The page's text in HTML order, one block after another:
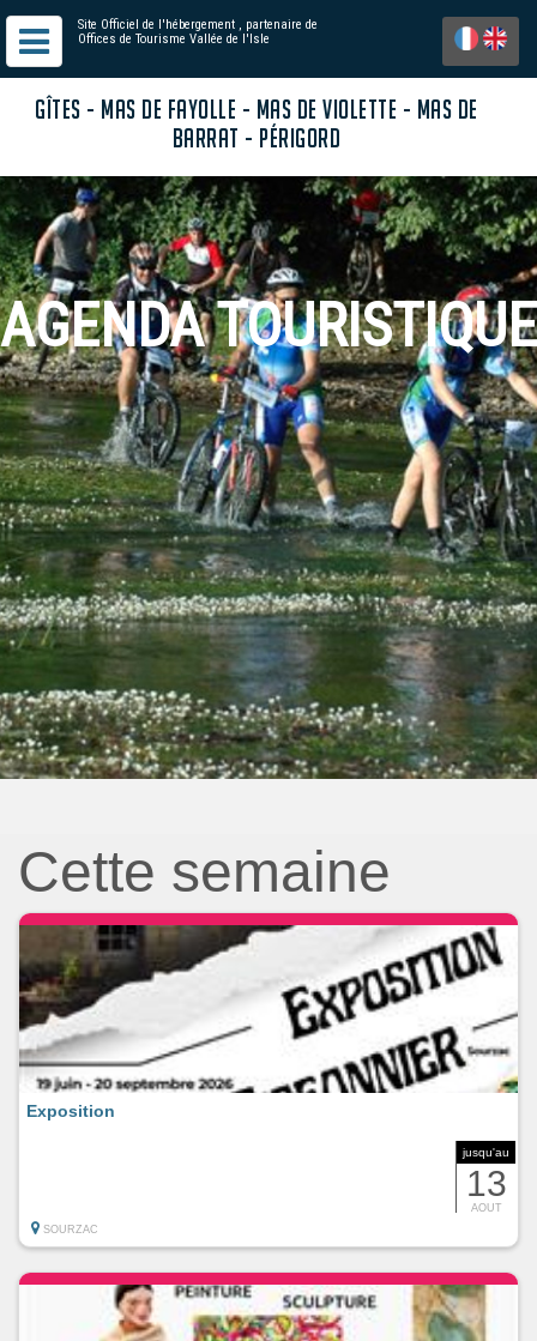
Site Officiel de l'hébergement , partenaire de
Offices de Tourisme Vallée de l'Isle
GÎTES - MAS DE FAYOLLE - MAS DE VIOLETTE - MAS DE
BARRAT - PÉRIGORD
AGENDA TOURISTIQUE
Cette semaine
jusqu'au
13
AOUT
Exposition
SOURZAC